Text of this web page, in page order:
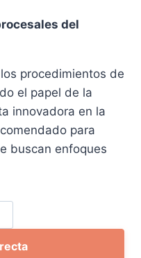
del
procedimientos de
el papel de la
innovadora en la
para
buscan enfoques